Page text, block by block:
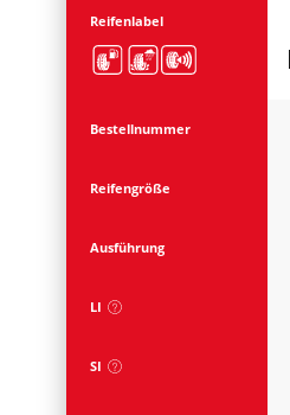
Reifenlabel
Bestellnummer
Reifengröße
Ausführung
LI
SI